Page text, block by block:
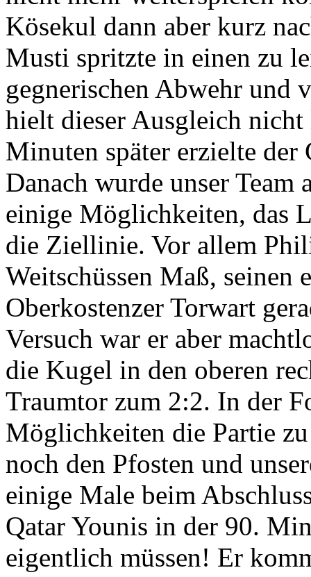
Kösekul dann aber kurz
Musti spritzte in einen zu
gegnerischen Abwehr und
hielt dieser Ausgleich
Minuten später erzielte der
Danach wurde unser Team
einige Möglichkeiten, das
die Ziellinie. Vor allem
Weitschüssen Maß, seinen
Oberkostenzer Torwart
Versuch war er aber
die Kugel in den oberen
Traumtor zum 2:2. In der
Möglichkeiten die Partie
noch den Pfosten und
einige Male beim
Qatar Younis in der 90.
eigentlich müssen! Er